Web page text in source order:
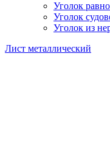
Уголок
Уголок
Уголок из
Лист металлический